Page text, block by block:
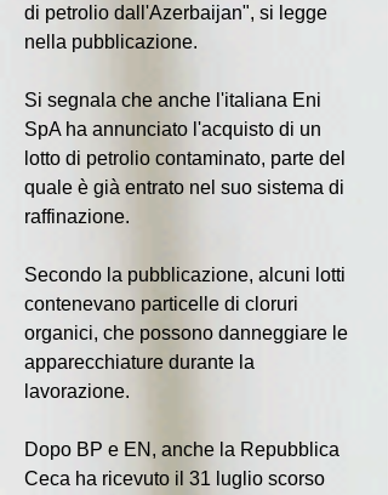
di petrolio dall'Azerbaijan", si legge
nella pubblicazione.
Si segnala che anche l'italiana Eni
SpA ha annunciato l'acquisto di un
lotto di petrolio contaminato, parte del
quale è già entrato nel suo sistema di
raffinazione.
Secondo la pubblicazione, alcuni lotti
contenevano particelle di cloruri
organici, che possono danneggiare le
apparecchiature durante la
lavorazione.
Dopo BP e EN, anche la Repubblica
Ceca ha ricevuto il 31 luglio scorso